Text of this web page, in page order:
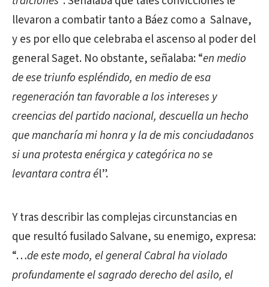
llevaron a combatir tanto a Báez como a Salnave,
y es por ello que celebraba el ascenso al poder del
general Saget. No obstante, señalaba: “en medio
de ese triunfo espléndido, en medio de esa
regeneración tan favorable a los intereses y
creencias del partido nacional, descuella un hecho
que mancharía mi honra y la de mis conciudadanos
si una protesta enérgica y categórica no se
levantara contra él”.
Y tras describir las complejas circunstancias en
que resultó fusilado Salvane, su enemigo, expresa:
“…de este modo, el general Cabral ha violado
profundamente el sagrado derecho del asilo, el